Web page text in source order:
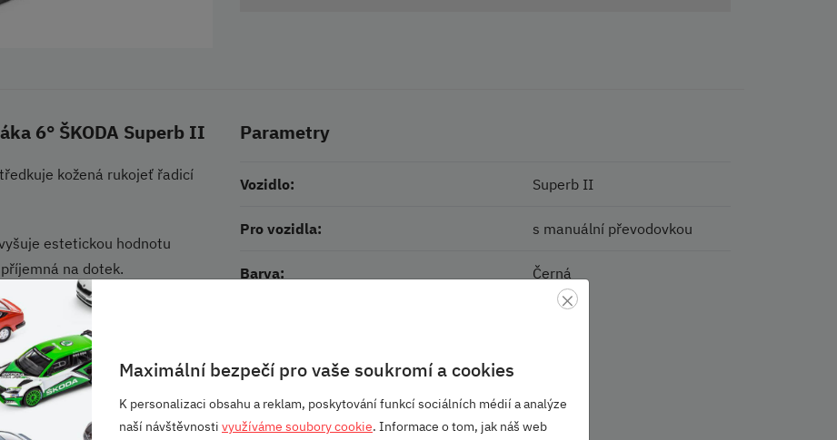
6° ŠKODA Superb II
kožená rukojeť řadicí
estetickou hodnotu
na dotek.
a středovým panelem.
Parametry
Vozidlo: Superb II
Pro vozidla: s manuální převodovkou
Barva: Černá
×
Maximální bezpečí pro vaše soukromí a cookies
K personalizaci obsahu a reklam, poskytování funkcí sociálních médií a analýze
naší návštěvnosti využíváme soubory cookie. Informace o tom, jak náš web